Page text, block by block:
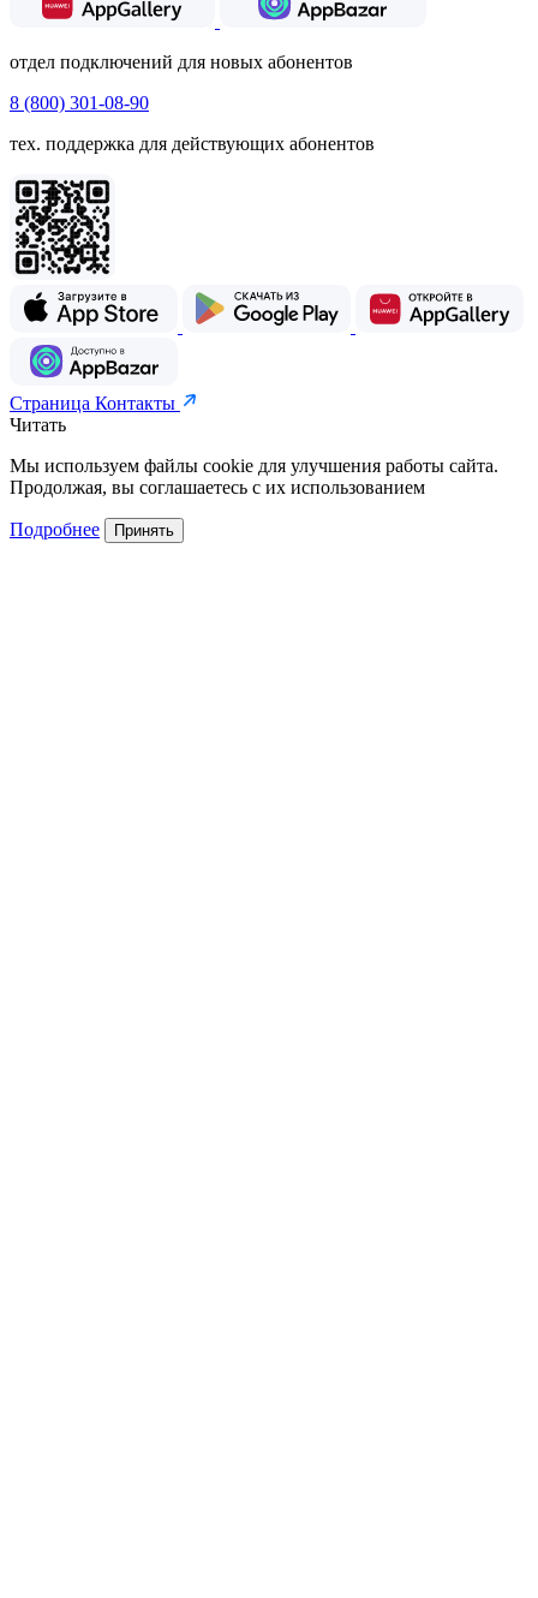
отдел подключений для новых абонентов
8 (800) 301-08-90
тех. поддержка для действующих абонентов
Страница Контакты
Читать
Мы используем файлы cookie для улучшения работы сайта.
Продолжая, вы соглашаетесь с их использованием
Подробнее Принять